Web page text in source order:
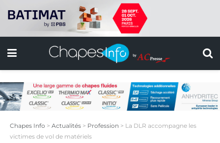
Chapes Info > Actualités > Profession > La DLR accompagne les
victimes de vol de matériels